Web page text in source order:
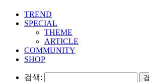
TREND
SPECIAL
THEME
ARTICLE
COMMUNITY
SHOP
검색: